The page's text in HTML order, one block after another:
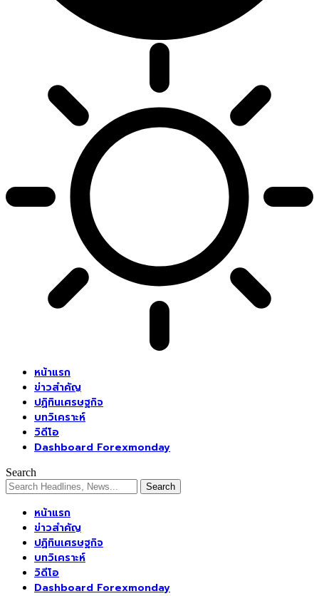
หน้าแรก
ข่าวสำคัญ
ปฏิทินเศรษฐกิจ
บทวิเคราะห์
วิดีโอ
Dashboard Forexmonday
Search
หน้าแรก
ข่าวสำคัญ
ปฏิทินเศรษฐกิจ
บทวิเคราะห์
วิดีโอ
Dashboard Forexmonday